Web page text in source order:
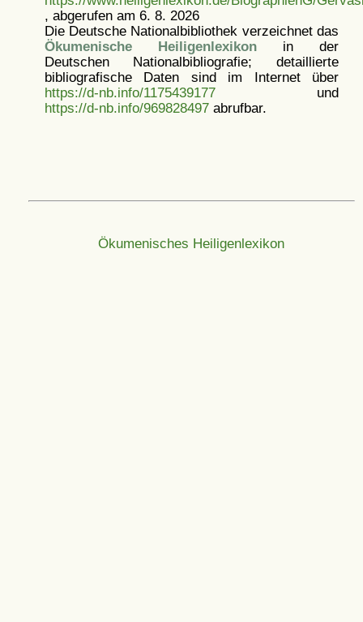
, abgerufen am 6. 8. 2026
Die Deutsche Nationalbibliothek verzeichnet das
Ökumenische Heiligenlexikonin der
Deutschen Nationalbibliografie; detaillierte
bibliografische Daten sind im Internet über
https://d-nb.info/1175439177und
https://d-nb.info/969828497abrufbar.
Ökumenisches Heiligenlexikon